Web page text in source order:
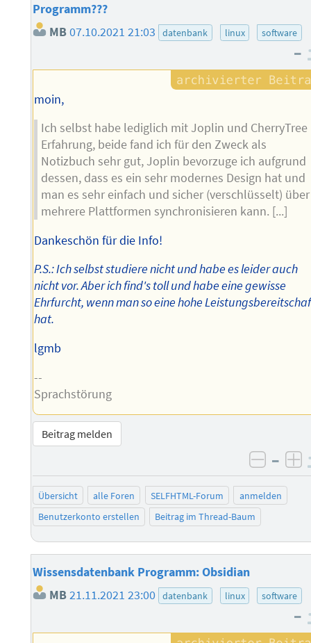
Programm???
MB07.10.2021 21:03 datenbank linux software
–
moin,
Ich selbst habe lediglich mit Joplin und CherryTree
Erfahrung, beide fand ich für den Zweck als
Notizbuch sehr gut, Joplin bevorzuge ich aufgrund
dessen, dass es ein sehr modernes Design hat und
man es sehr einfach und sicher (verschlüsselt) über
mehrere Plattformen synchronisieren kann. [...]
Dankeschön für die Info!
P.S.: Ich selbst studiere nicht und habe es leider auch
nicht vor. Aber ich find's toll und habe eine gewisse
Ehrfurcht, wenn man so eine hohe
hat.
lgmb
--
Sprachstörung
Beitrag melden
–
Übersicht alle Foren SELFHTML-Forum
anmelden
Benutzerkonto erstellen
Beitrag im Thread-Baum
Wissensdatenbank Programm: Obsidian
MB21.11.2021 23:00 datenbank linux software
–